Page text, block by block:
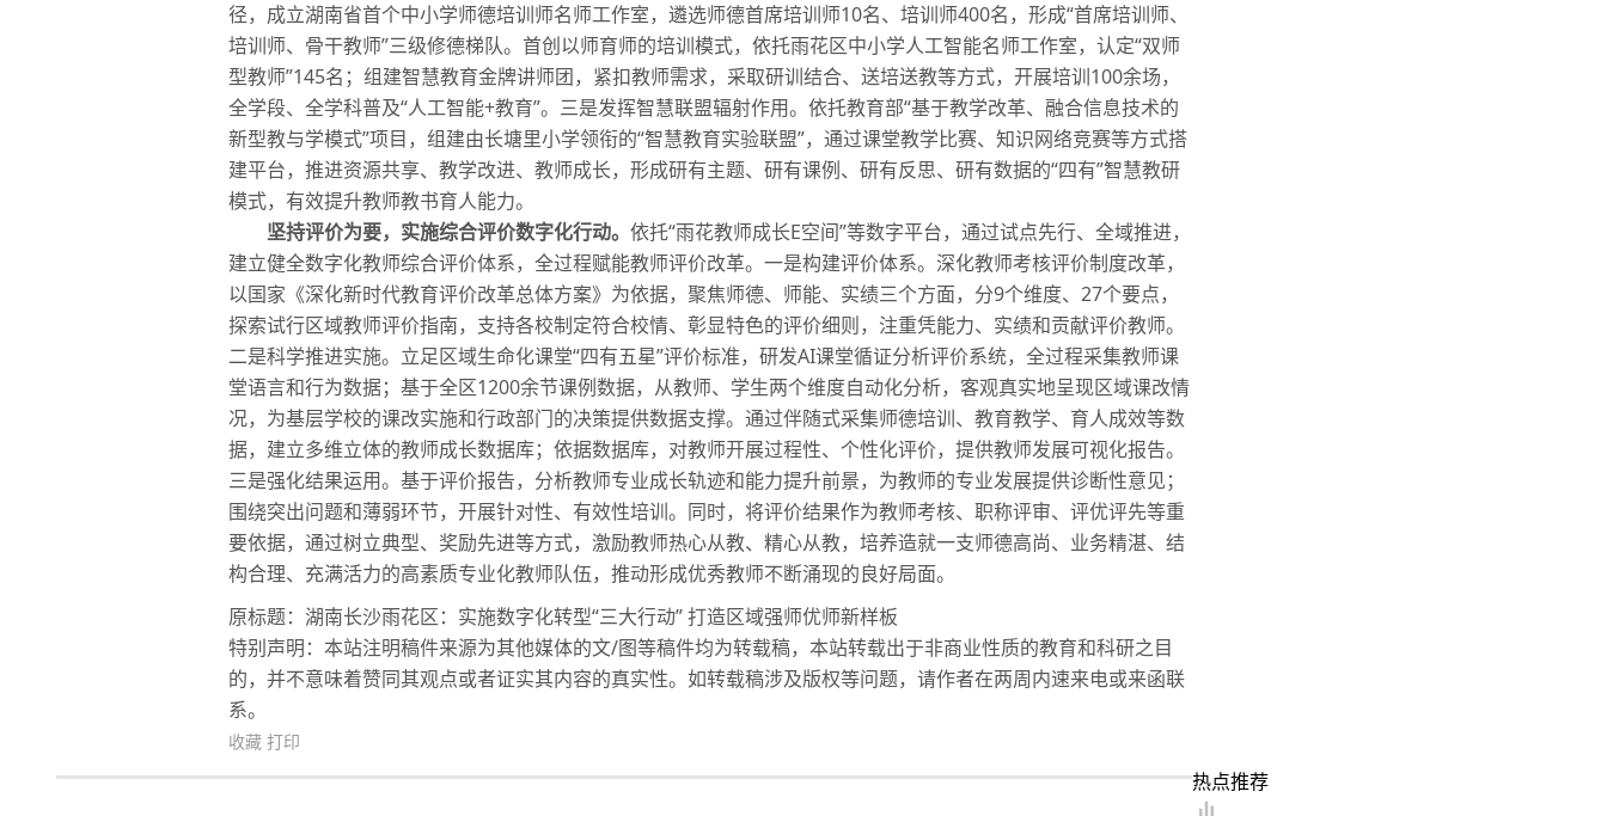
径，成立湖南省首个中小学师德培训师名师工作室，遴选师德首席培训师10名、培训师400名，形成“首席培训师、
培训师、骨干教师”三级修德梯队。首创以师育师的培训模式，依托雨花区中小学人工智能名师工作室，认定“双师
型教师”145名；组建智慧教育金牌讲师团，紧扣教师需求，采取研训结合、送培送教等方式，开展培训100余场，
全学段、全学科普及“人工智能+教育”。三是发挥智慧联盟辐射作用。依托教育部“基于教学改革、融合信息技术的
新型教与学模式”项目，组建由长塘里小学领衔的“智慧教育实验联盟”，通过课堂教学比赛、知识网络竞赛等方式搭
建平台，推进资源共享、教学改进、教师成长，形成研有主题、研有课例、研有反思、研有数据的“四有”智慧教研
模式，有效提升教师教书育人能力。
坚持评价为要，实施综合评价数字化行动。 依托“雨花教师成长E空间”等数字平台，通过试点先行、全域推进，
建立健全数字化教师综合评价体系，全过程赋能教师评价改革。一是构建评价体系。深化教师考核评价制度改革，
以国家《深化新时代教育评价改革总体方案》为依据，聚焦师德、师能、实绩三个方面，分9个维度、27个要点，
探索试行区域教师评价指南，支持各校制定符合校情、彰显特色的评价细则，注重凭能力、实绩和贡献评价教师。
二是科学推进实施。立足区域生命化课堂“四有五星”评价标准，研发AI课堂循证分析评价系统，全过程采集教师课
堂语言和行为数据；基于全区1200余节课例数据，从教师、学生两个维度自动化分析，客观真实地呈现区域课改情
况，为基层学校的课改实施和行政部门的决策提供数据支撑。通过伴随式采集师德培训、教育教学、育人成效等数
据，建立多维立体的教师成长数据库；依据数据库，对教师开展过程性、个性化评价，提供教师发展可视化报告。
三是强化结果运用。基于评价报告，分析教师专业成长轨迹和能力提升前景，为教师的专业发展提供诊断性意见；
围绕突出问题和薄弱环节，开展针对性、有效性培训。同时，将评价结果作为教师考核、职称评审、评优评先等重
要依据，通过树立典型、奖励先进等方式，激励教师热心从教、精心从教，培养造就一支师德高尚、业务精湛、结
构合理、充满活力的高素质专业化教师队伍，推动形成优秀教师不断涌现的良好局面。
原标题：湖南长沙雨花区：实施数字化转型“三大行动” 打造区域强师优师新样板
特别声明：本站注明稿件来源为其他媒体的文/图等稿件均为转载稿，本站转载出于非商业性质的教育和科研之目
的，并不意味着赞同其观点或者证实其内容的真实性。如转载稿涉及版权等问题，请作者在两周内速来电或来函联
系。
收藏 打印
热点推荐